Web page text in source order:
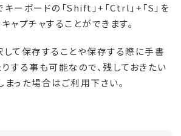
ーボードの「Shift 」+ 「Ctrl 」 + 「S 」を
ャプチャすることができます。
て保存することや保存する際に手書
する事も可能なので、残しておきたい
った場合はご利用下さい。